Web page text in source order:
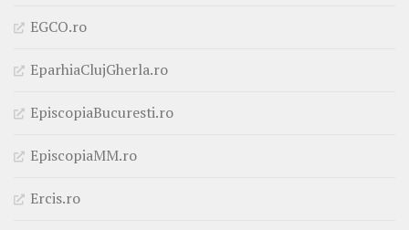
EGCO.ro
EparhiaClujGherla.ro
EpiscopiaBucuresti.ro
EpiscopiaMM.ro
Ercis.ro